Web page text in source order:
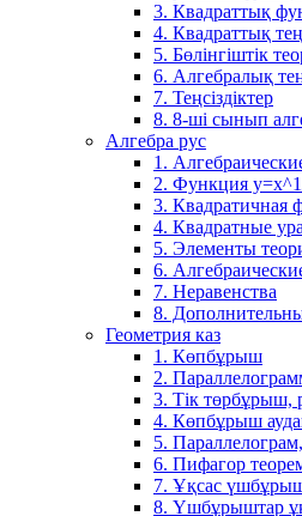
3. Квадраттық
4. Квадраттық
5. Бөлінгіштік
6. Алгебралық
7. Теңсіздіктер
8. 8-ші сынып
Алгебра рус
1.
2. Функция
3. Квадратичная
4. Квадратные
5. Элементы
6.
7. Неравенства
8.
Геометрия каз
1. Көпбұрыш
2.
3. Тік төрбұрыш,
4. Көпбұрыш
5.
6. Пифагор
7. Ұқсас
8. Үшбұрыштар